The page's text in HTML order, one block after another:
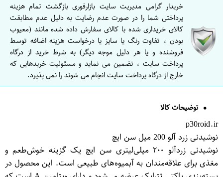
خریدار گرامی مدیریت سایت بازارفوری بازگشت تمام هزینه
پرداختی شما را در صورت عدم رضایت به دلیل عدم مطابقت
کالای خریداری شده با کالای سفارش داده شده مانند (معیوب
بودن ، تفاوت رنگ یا سایز یا درخواست هزینه اضافه توسط
فروشنده و یا هر دلیل موجه دیگر) به شرط خرید از درگاه
پرداخت سایت ، تضمین می نماید و مسئولیت خریدهایی که
خارج از درگاه پرداخت سایت انجام می شوند را نمی پذیرد.
توضیحات کالا
p30roid.ir
نوشیدنی زرد آلو 200 میل سن ایچ
نوشیدنی زردآلو ۲۰۰ میلی‌لیتری سن ایچ یک گزینه خوش‌طعم و
مغذی برای علاقه‌مندان به آبمیوه‌های طبیعی است. این محصول در